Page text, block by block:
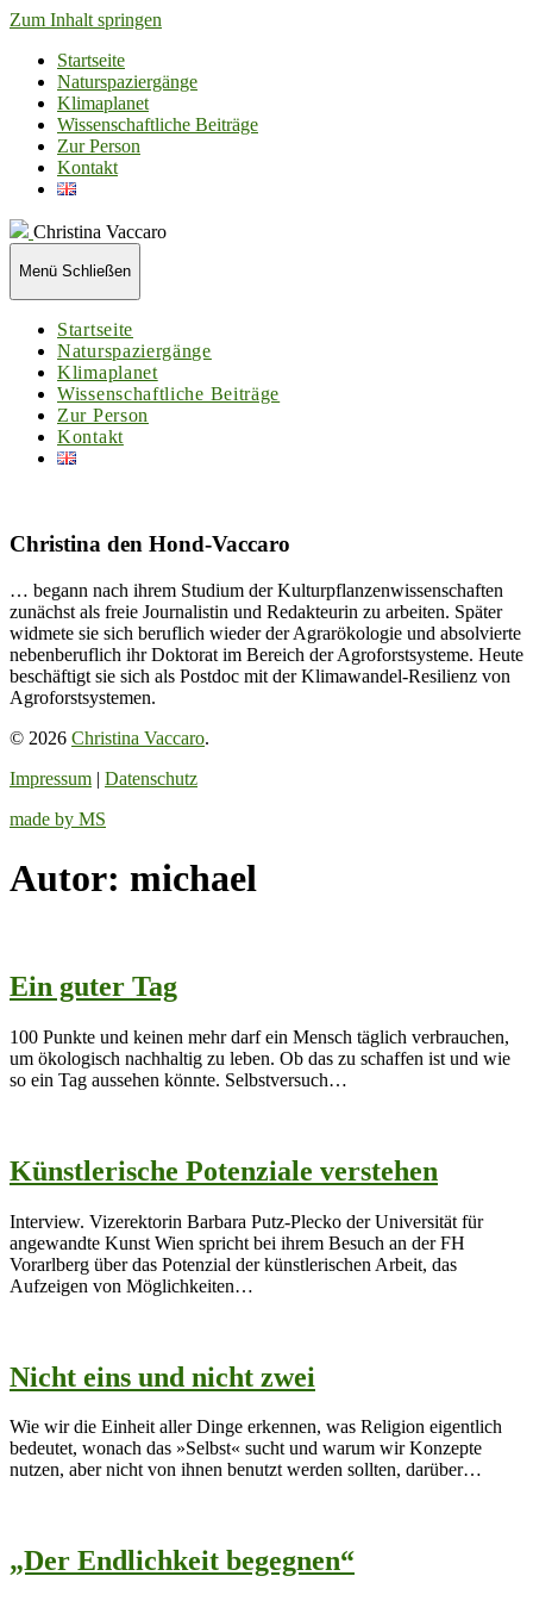
Zum Inhalt springen
Startseite
Naturspaziergänge
Klimaplanet
Wissenschaftliche Beiträge
Zur Person
Kontakt
Christina Vaccaro
Menü Schließen
Startseite
Naturspaziergänge
Klimaplanet
Wissenschaftliche Beiträge
Zur Person
Kontakt
Christina den Hond-Vaccaro
… begann nach ihrem Studium der Kulturpflanzenwissenschaften
zunächst als freie Journalistin und Redakteurin zu arbeiten. Später
widmete sie sich beruflich wieder der Agrarökologie und absolvierte
nebenberuflich ihr Doktorat im Bereich der Agroforstsysteme. Heute
beschäftigt sie sich als Postdoc mit der Klimawandel-Resilienz von
Agroforstsystemen.
© 2026 Christina Vaccaro.
Impressum | Datenschutz
made by MS
Autor: michael
Ein guter Tag
100 Punkte und keinen mehr darf ein Mensch täglich verbrauchen,
um ökologisch nachhaltig zu leben. Ob das zu schaffen ist und wie
so ein Tag aussehen könnte. Selbstversuch…
Künstlerische Potenziale verstehen
Interview. Vizerektorin Barbara Putz-Plecko der Universität für
angewandte Kunst Wien spricht bei ihrem Besuch an der FH
Vorarlberg über das Potenzial der künstlerischen Arbeit, das
Aufzeigen von Möglichkeiten…
Nicht eins und nicht zwei
Wie wir die Einheit aller Dinge erkennen, was Religion eigentlich
bedeutet, wonach das »Selbst« sucht und warum wir Konzepte
nutzen, aber nicht von ihnen benutzt werden sollten, darüber…
„Der Endlichkeit begegnen“